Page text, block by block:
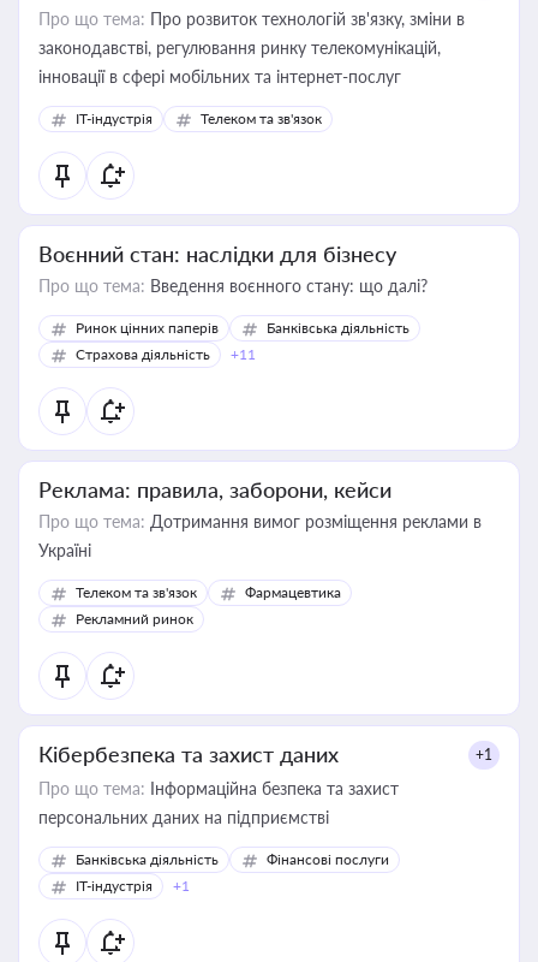
Про що тема: Про розвиток технологій зв'язку, зміни в
законодавстві, регулювання ринку телекомунікацій,
інновації в сфері мобільних та інтернет-послуг
IT-індустрія Телеком та зв'язок
Воєнний стан: наслідки для бізнесу
Про що тема: Введення воєнного стану: що далі?
Ринок цінних паперів
Банківська діяльність
Страхова діяльність
+11
Реклама: правила, заборони, кейси
Про що тема: Дотримання вимог розміщення реклами в
Україні
Телеком та зв'язок
Фармацевтика
Рекламний ринок
Кібербезпека та захист даних +1
Про що тема: Інформаційна безпека та захист
персональних даних на підприємстві
Банківська діяльність
Фінансові послуги
IT-індустрія
+1